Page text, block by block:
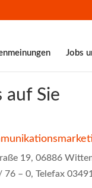
Jobs
auf Sie
19, 06886
76 – 0, Telefax